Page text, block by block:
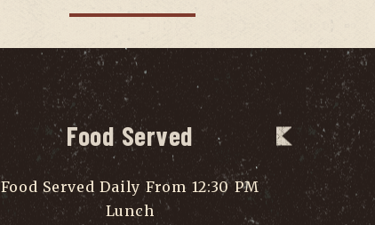
Food Served
Food Served Daily From 12:30 PM
Lunch